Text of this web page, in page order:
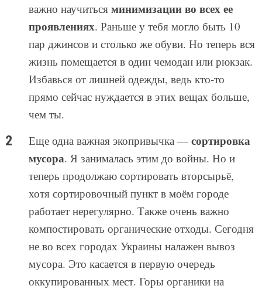
важно научиться минимизации во всех ее
проявлениях. Раньше у тебя могло быть 10
пар джинсов и столько же обуви. Но теперь вся
жизнь помещается в один чемодан или рюкзак.
Избавься от лишней одежды, ведь кто-то
прямо сейчас нуждается в этих вещах больше,
чем ты.
Еще одна важная экопривычка — сортировка
мусора. Я занималась этим до войны. Но и
теперь продолжаю сортировать вторсырьё,
хотя сортировочный пункт в моём городе
работает нерегулярно. Также очень важно
компостировать органические отходы. Сегодня
не во всех городах Украины налажен вывоз
мусора. Это касается в первую очередь
оккупированных мест. Горы органики на